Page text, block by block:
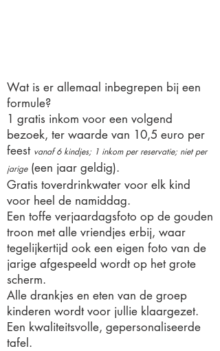
Wat is er allemaal inbegrepen bij een
formule?
1 gratis inkom voor een volgend
bezoek, ter waarde van 10,5 euro per
feest vanaf 6 kindjes; 1 inkom per reservatie; niet per
jarige(een jaar geldig).
Gratis toverdrinkwater voor elk kind
voor heel de namiddag.
Een toffe verjaardagsfoto op de gouden
troon met alle vriendjes erbij, waar
tegelijkertijd ook een eigen foto van de
jarige afgespeeld wordt op het grote
scherm.
Alle drankjes en eten van de groep
kinderen wordt voor jullie klaargezet.
Een kwaliteitsvolle, gepersonaliseerde
tafel.